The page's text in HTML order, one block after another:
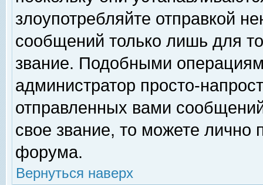
злоупотребляйте отправкой
сообщений только лишь для
звание. Подобными
администратор просто-
отправленных вами
свое звание, то можете лично
форума.
Вернуться наверх